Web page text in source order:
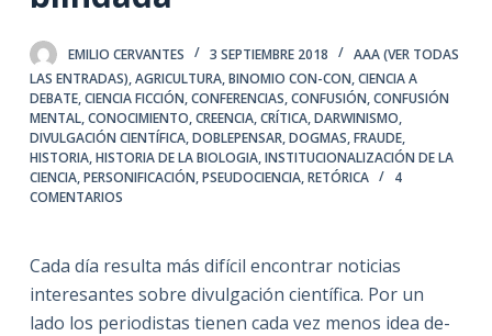
n
e
n
d
EMILIO CERVANTES 3 SEPTIEMBRE 2018
AAA (VER TODAS
LAS ENTRADAS),AGRICULTURA,BINOMIO CON-CON,CIENCIA A
DEBATE,CIENCIA FICCIÓN,CONFERENCIAS,CONFUSIÓN,CONFUSIÓN
MENTAL,CONOCIMIENTO,CREENCIA,CRÍTICA,DARWINISMO,
DIVULGACIÓN CIENTÍFICA,DOBLEPENSAR,DOGMAS,FRAUDE,
HISTORIA,HISTORIA DE LA BIOLOGIA,INSTITUCIONALIZACIÓN DE LA
CIENCIA,PERSONIFICACIÓN,PSEUDOCIENCIA,RETÓRICA
4
COMENTARIOS
Cada día resulta más difícil encontrar noticias
interesantes sobre divulgación científica. Por un
lado los periodistas tienen cada vez menos idea de-